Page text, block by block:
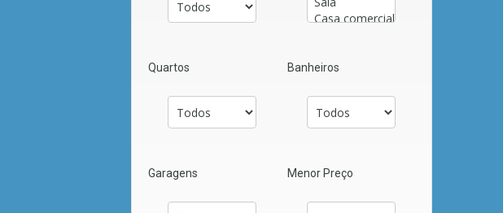
Quartos Banheiros
Garagens Menor Preço